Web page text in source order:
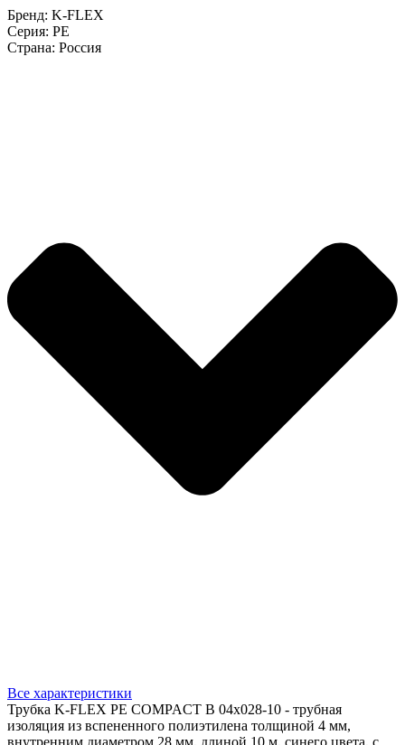
Бренд: K-FLEX
Серия: PE
Страна: Россия
Все характеристики
Трубка K-FLEX PE COMPACT B 04x028-10 - трубная
изоляция из вспененного полиэтилена толщиной 4 мм,
внутренним диаметром 28 мм, длиной 10 м, синего цвета, с